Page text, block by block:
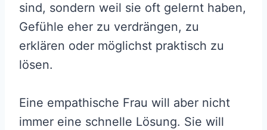
sind, sondern weil sie oft gelernt haben,
Gefühle eher zu verdrängen, zu
erklären oder möglichst praktisch zu
lösen.
Eine empathische Frau will aber nicht
immer eine schnelle Lösung. Sie will